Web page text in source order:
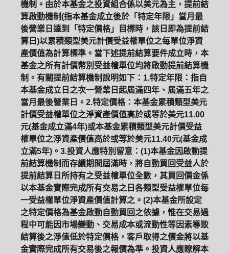
機制。由於本基金之投資組合係以美元為主，提前結
算啟動機制(指本基金成立後於「特定年限」當月最
後營業日達到「特定價格」目標時，該日即為提前結
算日)以累積類型美元計價受益權單位之每單位淨資
產價值為計算標準。當下述提前結算要件成立時，本
基金之所有計價幣別受益權單位均將啟動提前結算機
制。有關提前結算機制說明如下：1.特定年限：指自
本基金成立日之次一營業日起屆滿四年、屆滿五年之
當月最後營業日。2.特定價格：本基金累積類型美元
計價受益權單位之淨資產價值高於或等於美元11.00
元(基金成立滿4年)或本基金累積類型美元計價受益
權單位之淨資產價值高於或等於美元11.40元(基金成
立滿5年)。3.投資人應特別留意：(1)本基金因啟動提
前結算機制而存續期間屆滿時，將自動買回受益人於
提前結算日所持有之受益權單位全數，其買回價金係
以本基金實際完成所有交易之日各類型受益權單位每
一受益權單位淨資產價值計算之。(2)本基金所設定
之特定價格為基金啟動自動買回之依據，惟在交易過
程中可能因市場變動、交易成本或流動性等因素導致
結算後之淨值低於特定價格，客戶取得之價金將以基
金實際完成所有交易後之報價為準。投資人應瞭解本